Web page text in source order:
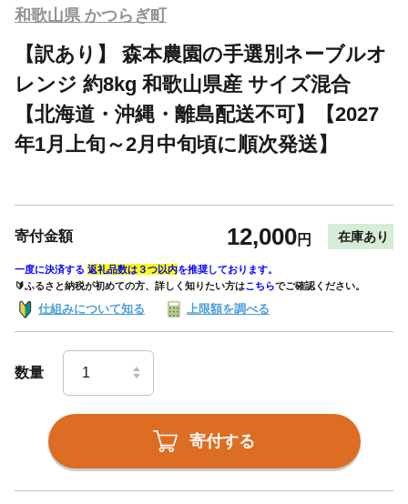
和歌山県 かつらぎ町
【訳あり】 森本農園の手選別ネーブルオ
レンジ 約8kg 和歌山県産 サイズ混合
【北海道・沖縄・離島配送不可】【2027
年1月上旬～2月中旬頃に順次発送】
寄付金額 12,000円 在庫あり
一度に決済する 返礼品数は３つ以内を推奨しております。
🔰ふるさと納税が初めての方、詳しく知りたい方はこちらでご確認ください。
仕組みについて知る 上限額を調べる
数量
寄付する